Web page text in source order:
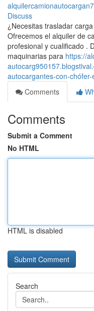
Discuss
¿Necesitas trasladar
Ofrecemos el alquiler de
profesional y cualificado .
maquinarias para https://
autocargantes-con-
Comments
Comments
Submit a Comment
No HTML
HTML is disabled
Search